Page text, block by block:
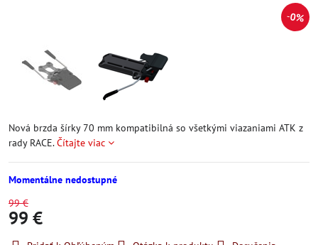
0%
Nová brzda šírky 70 mm kompatibilná so všetkými viazaniami ATK z
rady RACE.Čítajte viac
Momentálne nedostupné
99 €
99 €